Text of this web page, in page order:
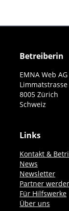
Betreiberin
EMNA Web AG
Limmatstrasse
8005 Zürich
Schweiz
Links
Kontakt &
News
Newsletter
Partner
Für Hilfswerke
Über uns